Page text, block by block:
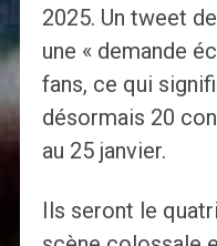
2025. Un tweet
une « demande
fans, ce qui
désormais 20
au 25 janvier.
Ils seront le